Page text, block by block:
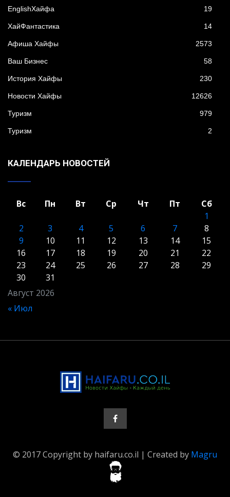
EnglishХайфа 19
XайФантастика 14
Афиша Хайфы 2573
Ваш Бизнес 58
История Хайфы 230
Новости Хайфы 12626
Туризм 979
Туризм 2
КАЛЕНДАРЬ НОВОСТЕЙ
Август 2026
Вс Пн Вт Ср Чт Пт
Сб
1
2
3 4 5 6 7
8
9
10 11 12 13 14
15
16
17 18 19 20 21
22
23
24 25 26 27 28
29
30
31
« Июл
© 2017 Copyright by haifaru.co.il | Created by Magru